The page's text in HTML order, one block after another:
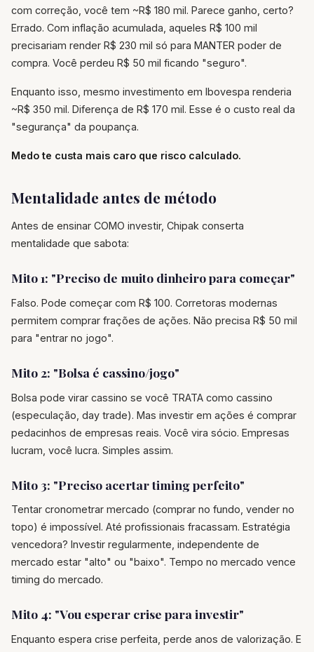
com correção, você tem ~R$ 180 mil. Parece ganho, certo?
Errado. Com inflação acumulada, aqueles R$ 100 mil
precisariam render R$ 230 mil só para MANTER poder de
compra. Você perdeu R$ 50 mil ficando "seguro".
Enquanto isso, mesmo investimento em Ibovespa renderia
~R$ 350 mil. Diferença de R$ 170 mil. Esse é o custo real da
"segurança" da poupança.
Medo te custa mais caro que risco calculado.
Mentalidade antes de método
Antes de ensinar COMO investir, Chipak conserta
mentalidade que sabota:
Mito 1: "Preciso de muito dinheiro para começar"
Falso. Pode começar com R$ 100. Corretoras modernas
permitem comprar frações de ações. Não precisa R$ 50 mil
para "entrar no jogo".
Mito 2: "Bolsa é cassino/jogo"
Bolsa pode virar cassino se você TRATA como cassino
(especulação, day trade). Mas investir em ações é comprar
pedacinhos de empresas reais. Você vira sócio. Empresas
lucram, você lucra. Simples assim.
Mito 3: "Preciso acertar timing perfeito"
Tentar cronometrar mercado (comprar no fundo, vender no
topo) é impossível. Até profissionais fracassam. Estratégia
vencedora? Investir regularmente, independente de
mercado estar "alto" ou "baixo". Tempo no mercado vence
timing do mercado.
Mito 4: "Vou esperar crise para investir"
Enquanto espera crise perfeita, perde anos de valorização. E